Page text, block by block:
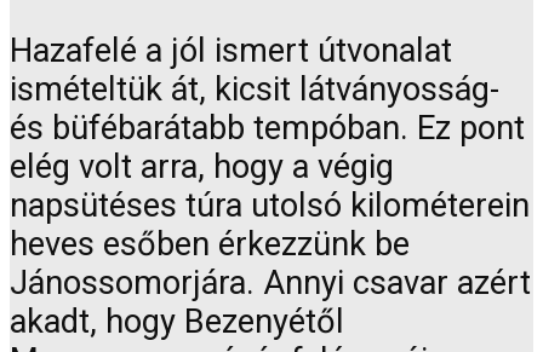
Hazafelé a jól ismert útvonalat
ismételtük át, kicsit látványosság-
és büfébarátabb tempóban. Ez pont
elég volt arra, hogy a végig
napsütéses túra utolsó kilométerein
heves esőben érkezzünk be
Jánossomorjára. Annyi csavar azért
akadt, hogy Bezenyétől